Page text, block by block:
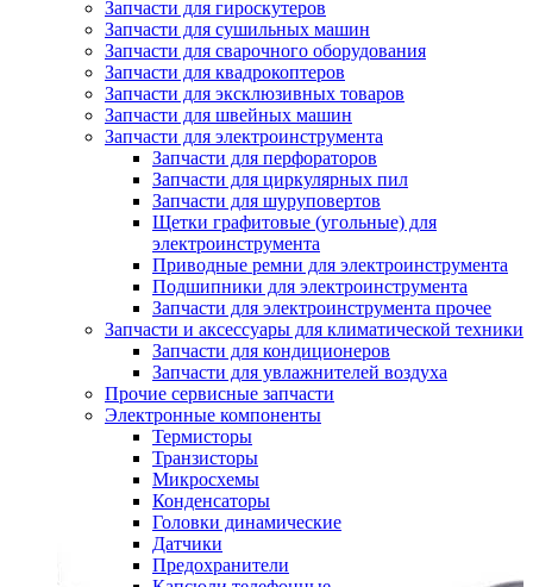
Запчасти для гироскутеров
Запчасти для сушильных машин
Запчасти для сварочного оборудования
Запчасти для квадрокоптеров
Запчасти для эксклюзивных товаров
Запчасти для швейных машин
Запчасти для электроинструмента
Запчасти для перфораторов
Запчасти для циркулярных пил
Запчасти для шуруповертов
Щетки графитовые (угольные) для
электроинструмента
Приводные ремни для электроинструмента
Подшипники для электроинструмента
Запчасти для электроинструмента прочее
Запчасти и аксессуары для климатической техники
Запчасти для кондиционеров
Запчасти для увлажнителей воздуха
Прочие сервисные запчасти
Электронные компоненты
Термисторы
Транзисторы
Микросхемы
Конденсаторы
Головки динамические
Датчики
Предохранители